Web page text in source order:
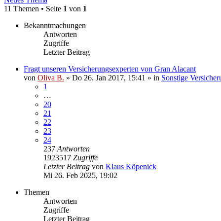
11 Themen • Seite 1 von 1
Bekanntmachungen
Antworten
Zugriffe
Letzter Beitrag
Fragt unseren Versicherungsexperten von Gran Alacant
von Oliva B. » Do 26. Jan 2017, 15:41 » in Sonstige
1
…
20
21
22
23
24
237 Antworten
1923517 Zugriffe
Letzter Beitrag von Klaus Köpenick
Mi 26. Feb 2025, 19:02
Themen
Antworten
Zugriffe
Letzter Beitrag